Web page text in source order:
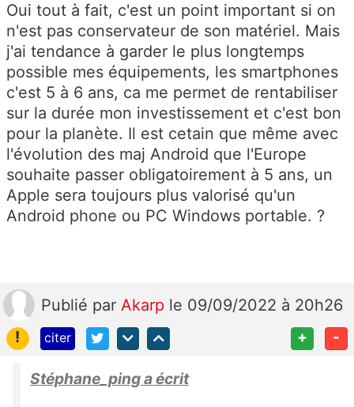
Oui tout à fait, c'est un point important si on
n'est pas conservateur de son matériel. Mais
j'ai tendance à garder le plus longtemps
possible mes équipements, les smartphones
c'est 5 à 6 ans, ca me permet de rentabiliser
sur la durée mon investissement et c'est bon
pour la planète. Il est cetain que même avec
l'évolution des maj Android que l'Europe
souhaite passer obligatoirement à 5 ans, un
Apple sera toujours plus valorisé qu'un
Android phone ou PC Windows portable. ?
Publié par Akarp le 09/09/2022 à 20h26
!
citer + -
Stéphane_ping a écrit